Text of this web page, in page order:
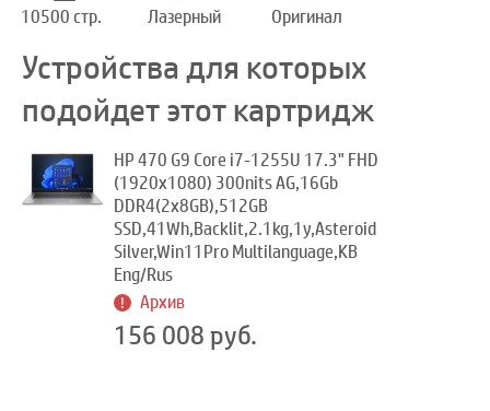
10500 стр. Лазерный Оригинал
Устройства для которых
подойдет этот картридж
HP 470 G9 Core i7-1255U 17.3" FHD
(1920x1080) 300nits AG,16Gb
DDR4(2x8GB),512GB
SSD,41Wh,Backlit,2.1kg,1y,Asteroid
Silver,Win11Pro Multilanguage,KB
Eng/Rus
Архив
156 008 руб.